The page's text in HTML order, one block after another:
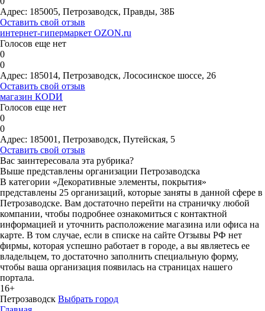
Адрес: 185005, Петрозаводск, Правды, 38Б
Оставить свой отзыв
интернет-гипермаркет OZON.ru
Голосов еще нет
0
0
Адрес: 185014, Петрозаводск, Лососинское шоссе, 26
Оставить свой отзыв
магазин КОDИ
Голосов еще нет
0
0
Адрес: 185001, Петрозаводск, Путейская, 5
Оставить свой отзыв
Вас заинтересовала эта рубрика?
Выше представлены организации Петрозаводска
В категории «Декоративные элементы, покрытия»
представлены 25 организаций, которые заняты в данной сфере в
Петрозаводске. Вам достаточно перейти на страничку любой
компании, чтобы подробнее ознакомиться с контактной
информацией и уточнить расположение магазина или офиса на
карте. В том случае, если в списке на сайте Отзывы РФ нет
фирмы, которая успешно работает в городе, а вы являетесь ее
владельцем, то достаточно заполнить специальную форму,
чтобы ваша организация появилась на страницах нашего
портала.
16+
Петрозаводск Выбрать город